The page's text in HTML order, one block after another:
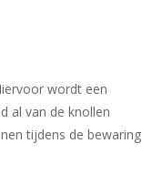
wordt een
al van de knollen
tijdens de bewaring